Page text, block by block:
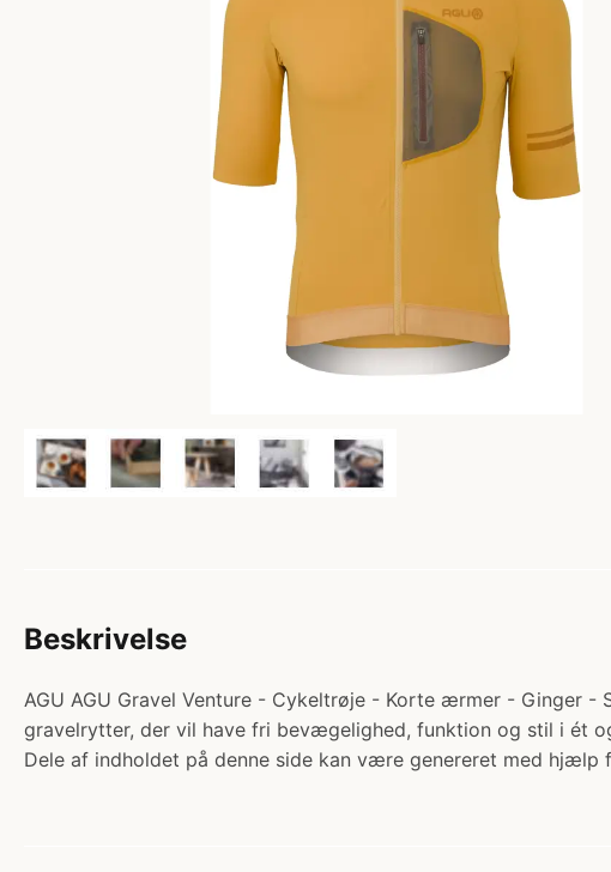
Beskrivelse
AGU AGU Gravel Venture - Cykeltrøje - Korte ærmer - Ginger -
gravelrytter, der vil have fri bevægelighed, funktion og stil i ét
Dele af indholdet på denne side kan være genereret med hjælp